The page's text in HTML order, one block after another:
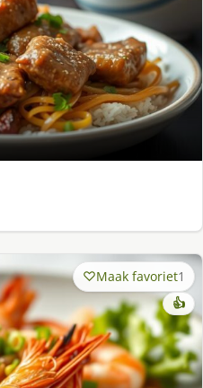
Maak favoriet1
👍